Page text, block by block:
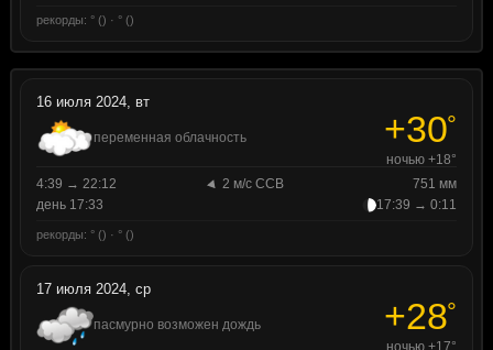
рекорды: ° () · ° ()
16 июля 2024, вт
переменная облачность +30°
ночью +18°
4:39 → 22:12
2 м/с ССВ
751 мм
день 17:33
17:39 → 0:11
рекорды: ° () · ° ()
17 июля 2024, ср
пасмурно возможен дождь +28°